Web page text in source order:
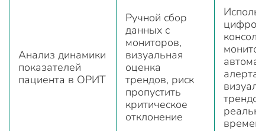
Анализ динамики
показателей
пациента в ОРИТ
Ручной сбор
данных с
мониторов,
визуальная
оценка
трендов, риск
пропустить
критическое
отклонение
консоли